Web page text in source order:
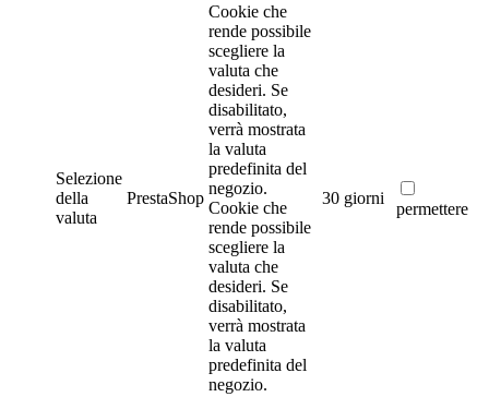
Selezione
della
valuta
PrestaShop
Cookie che
rende possibile
scegliere la
valuta che
desideri. Se
disabilitato,
verrà mostrata
la valuta
predefinita del
negozio.
Cookie che
rende possibile
scegliere la
valuta che
desideri. Se
disabilitato,
verrà mostrata
la valuta
predefinita del
negozio.
30 giorni
permettere